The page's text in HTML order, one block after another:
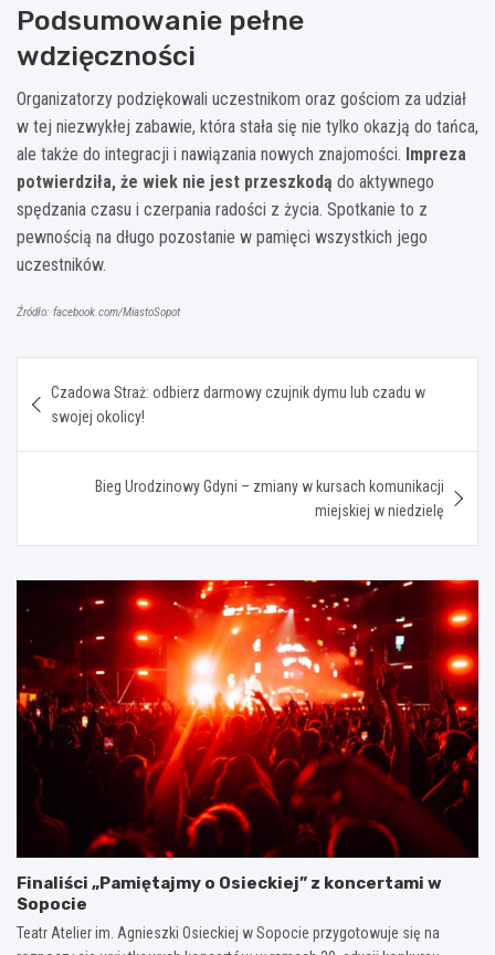
Podsumowanie pełne
wdzięczności
Organizatorzy podziękowali uczestnikom oraz gościom za udział
w tej niezwykłej zabawie, która stała się nie tylko okazją do tańca,
ale także do integracji i nawiązania nowych znajomości. Impreza
potwierdziła, że wiek nie jest przeszkodą do aktywnego
spędzania czasu i czerpania radości z życia. Spotkanie to z
pewnością na długo pozostanie w pamięci wszystkich jego
uczestników.
Źródło: facebook.com/MiastoSopot
wpisu
Czadowa Straż: odbierz darmowy czujnik dymu lub czadu w
swojej okolicy!
Bieg Urodzinowy Gdyni – zmiany w kursach komunikacji
miejskiej w niedzielę
Finaliści „Pamiętajmy o Osieckiej” z koncertami w
Sopocie
Teatr Atelier im. Agnieszki Osieckiej w Sopocie przygotowuje się na